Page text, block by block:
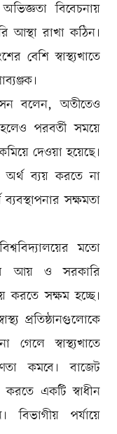
বিবেচনায়
আস্থা রাখা কঠিন।
বেশি স্বাস্থ্যখাতে
বলেন, অতীতেও
হলেও পরবর্তী সময়ে
দেওয়া হয়েছে।
অর্থ ব্যয় করতে না
সক্ষমতা
মতো
আয় ও সরকারি
করতে সক্ষম হচ্ছে।
প্রতিষ্ঠানগুলোকে
স্বাস্থ্যখাতে
কমবে। বাজেট
করতে একটি স্বাধীন
বিভাগীয় পর্যায়ে